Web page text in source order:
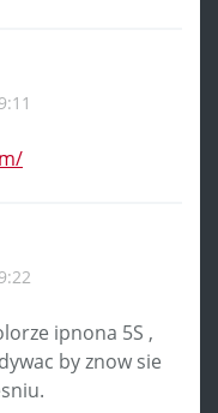
ipnona 5S ,
by znow sie